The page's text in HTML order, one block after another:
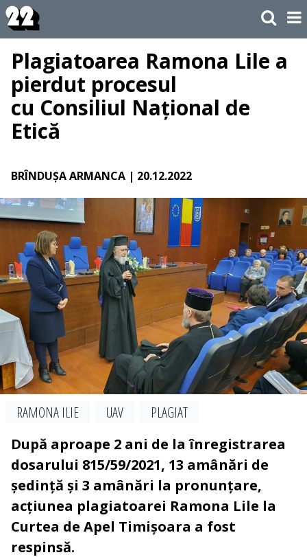
Plagiatoarea Ramona Lile a
pierdut procesul
cu Consiliul Național de
Etică
BRÎNDUȘA ARMANCA | 20.12.2022
RAMONA ILIE UAV
PLAGIAT
După aproape 2 ani de la înregistrarea
dosarului 815/59/2021, 13 amânări de
ședință și 3 amânări la pronunțare,
acțiunea plagiatoarei Ramona Lile la
Curtea de Apel Timișoara a fost
respinsă.